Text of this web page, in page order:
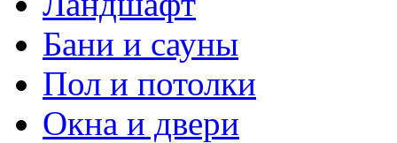
Бани и сауны
Пол и потолки
Окна и двери